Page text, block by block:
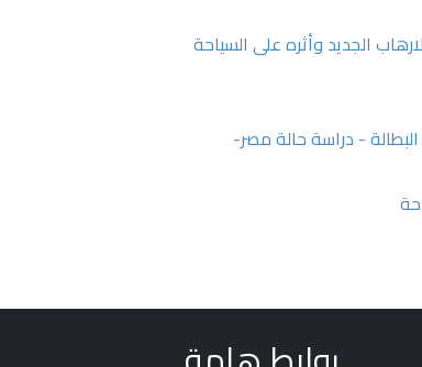
الجديد وأثره على السياحة
- دراسة حالة مصر-